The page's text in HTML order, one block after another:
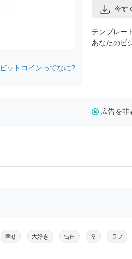
ビットコインってなに?
今す
テンプレー
あなたのビ
広告を非
幸せ 大好き 告白 冬 ラブ